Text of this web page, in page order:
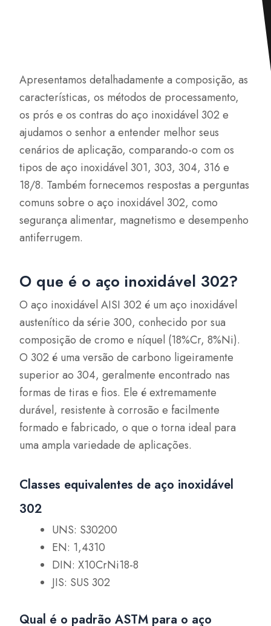
Apresentamos detalhadamente a composição, as
características, os métodos de processamento,
os prós e os contras do aço inoxidável 302 e
ajudamos o senhor a entender melhor seus
cenários de aplicação, comparando-o com os
tipos de aço inoxidável 301, 303, 304, 316 e
18/8. Também fornecemos respostas a perguntas
comuns sobre o aço inoxidável 302, como
segurança alimentar, magnetismo e desempenho
antiferrugem.
O que é o aço inoxidável 302?
O aço inoxidável AISI 302 é um aço inoxidável
austenítico da série 300, conhecido por sua
composição de cromo e níquel (18%Cr, 8%Ni).
O 302 é uma versão de carbono ligeiramente
superior ao 304, geralmente encontrado nas
formas de tiras e fios. Ele é extremamente
durável, resistente à corrosão e facilmente
formado e fabricado, o que o torna ideal para
uma ampla variedade de aplicações.
Classes equivalentes de aço inoxidável
302
UNS: S30200
EN: 1,4310
DIN: X10CrNi18-8
JIS: SUS 302
Qual é o padrão ASTM para o aço